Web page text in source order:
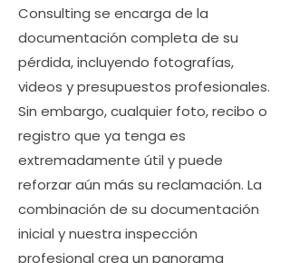
Consulting se encarga de la
documentación completa de su
pérdida, incluyendo fotografías,
videos y presupuestos profesionales.
Sin embargo, cualquier foto, recibo o
registro que ya tenga es
extremadamente útil y puede
reforzar aún más su reclamación. La
combinación de su documentación
inicial y nuestra inspección
profesional crea un panorama